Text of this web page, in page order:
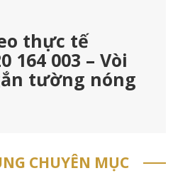
thực tế
164 003 – Vòi
tường nóng
CHUYÊN MỤC